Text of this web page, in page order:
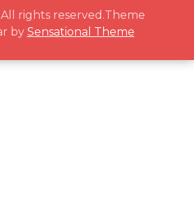
rights reserved.Theme
by Sensational Theme